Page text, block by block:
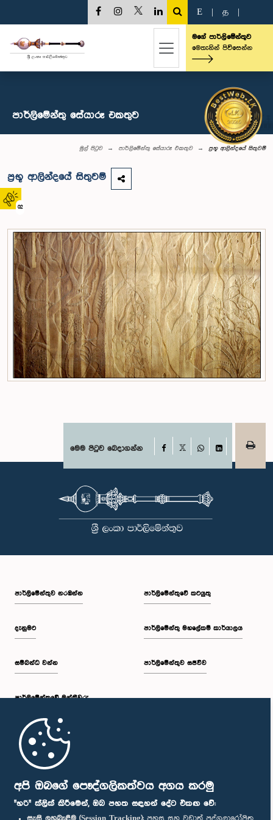
අපි ඔබගේ පෞද්ගලිකත්වය අගය කරමු
"හරි" ක්ලික් කිරීමෙන්, ඔබ පහත සඳහන් දේට එකඟ වේ:
02
E த
මගේ පාර්ලිමේන්තුව
මෙතැනින් පිවිසෙන්න
පාර්ලිමේන්තු සේයාරූ එකතුව
මුල් පිටුව පාර්ලිමේන්තු සේයාරූ එකතුව ප්‍රභූ ආලින්දයේ සිතුවම්
ප්‍රභූ ආලින්දයේ සිතුවම්
මෙම පිටුව බෙදාගන්න Facebook
WhatsAppLinkedIn
පාර්ලි‌මේන්තුව නරඹන්න
දැනුමට
සම්බන්ධ වන්න
පාර්ලි‌මේන්තුවේ මන්ත්‍රීවරු
මුල් පිටුව
පාර්ලිමේන්තුවේ කටයුතු
පාර්ලිමේන්තු මහලේකම් කාර්යාලය
පාර්ලිමේන්තුව සජීවීව
පාර්ලිමේන්තු ජංගම යෙදුම